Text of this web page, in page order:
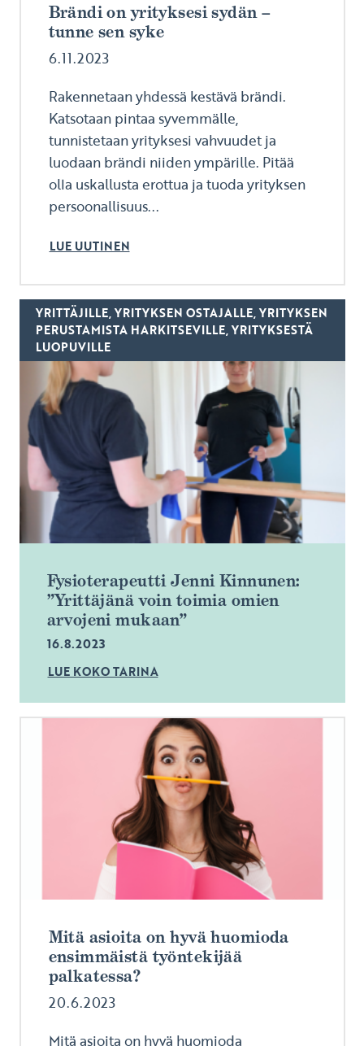
Brändi on yrityksesi sydän –
tunne sen syke
6.11.2023
Rakennetaan yhdessä kestävä brändi.
Katsotaan pintaa syvemmälle,
tunnistetaan yrityksesi vahvuudet ja
luodaan brändi niiden ympärille. Pitää
olla uskallusta erottua ja tuoda yrityksen
persoonallisuus...
LUE UUTINEN
YRITTÄJILLE, YRITYKSEN OSTAJALLE, YRITYKSEN
PERUSTAMISTA HARKITSEVILLE, YRITYKSESTÄ
LUOPUVILLE
Fysioterapeutti Jenni Kinnunen:
”Yrittäjänä voin toimia omien
arvojeni mukaan”
16.8.2023
LUE KOKO TARINA
Mitä asioita on hyvä huomioda
ensimmäistä työntekijää
palkatessa?
20.6.2023
Mitä asioita on hyvä huomioda